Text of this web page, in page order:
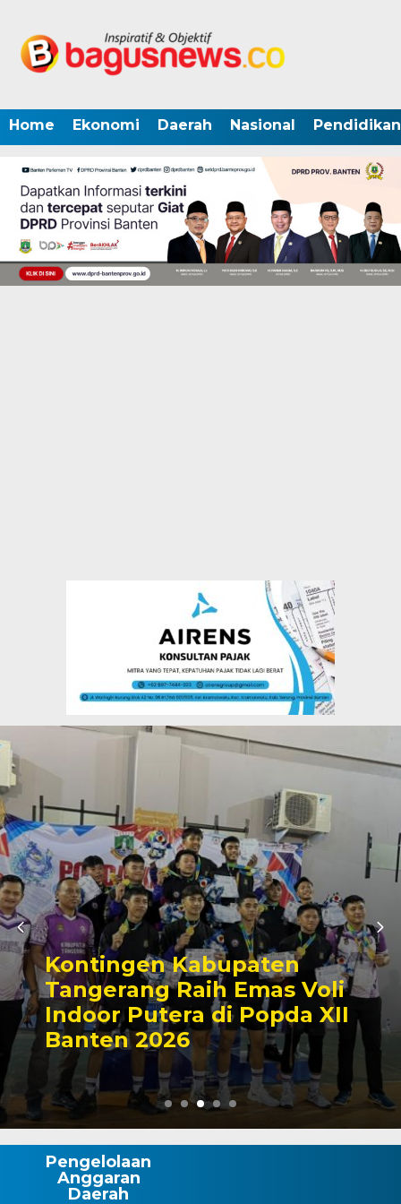
Home Ekonomi Daerah Nasional Pendidikan
Kontingen Kabupaten
Tangerang Raih Emas Voli
Indoor Putera di Popda XII
Banten 2026
Pengelolaan
Anggaran
Daerah